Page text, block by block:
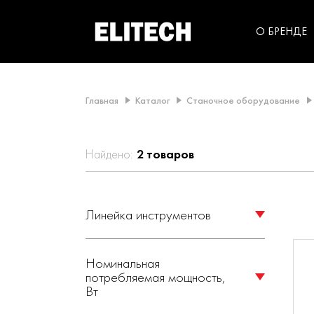
О БРЕНДЕ
Главная Каталог Станочное оборудование
Найдено: 2 товаров
Линейка инструментов
ELITECH (2)
Номинальная
потребляемая мощность,
Вт